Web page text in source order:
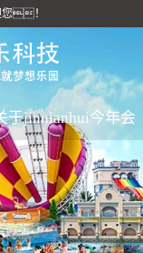
您！
于jinnianhui今年会